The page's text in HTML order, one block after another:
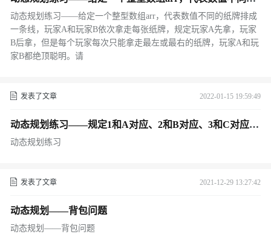
纸牌排成一条线，玩家A和玩家B依次拿走每张纸牌，规定
玩家A先拿，玩家B后拿，但是每个玩家每次只能拿走最左
或最右的纸牌，玩家A和玩家B都绝顶聪明。请
动态规划练习——给定一个整型数组arr，代表数值不同的纸牌排成
一条线，玩家A和玩家B依次拿走每张纸牌，规定玩家A先拿，玩家
B后拿，但是每个玩家每次只能拿走最左或最右的纸牌，玩家A和玩
家B都绝顶聪明。请
发表了文章 2022-01-15 19:59:49
动态规划练习——规定1和A对应、2和B对应、3和C对应…
那么一个数字字符串比如“111”就可以转化为：‘AAA“、
“KA“和“AK”。给定一个只有数字字符组成的字符串str，
动态规划练习
发表了文章 2021-12-29 13:27:42
动态规划——背包问题
动态规划——背包问题